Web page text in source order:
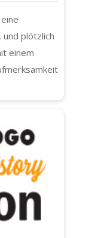
plötzlich
einem
keine